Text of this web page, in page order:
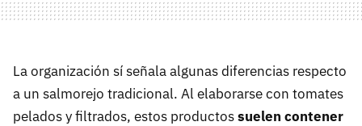
La organización sí señala algunas diferencias respecto
a un salmorejo tradicional. Al elaborarse con tomates
pelados y filtrados, estos productossuelen contener